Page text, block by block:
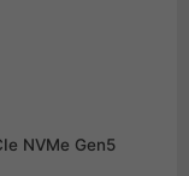
NVMe Gen5